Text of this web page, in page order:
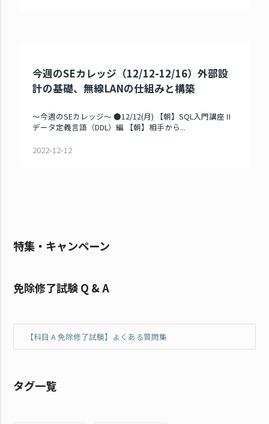
今週のSEカレッジ（12/12-12/16）外部設
計の基礎、無線LANの仕組みと構築
～今週のSEカレッジ～ ●12/12(月) 【朝】SQL入門講座Ⅱ
データ定義言語（DDL）編 【朝】相手から...
2022-12-12
特集・キャンペーン
免除修了試験 Q & A
【科目 A 免除修了試験】よくある質問集
タグ一覧